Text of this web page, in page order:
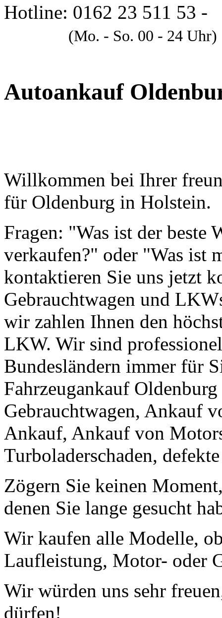
Hotline: 0162 23 511 53 -
(Mo. - So. 00 - 24 Uhr)
Autoankauf
Willkommen bei Ihrer
für Oldenburg in Holstein.
Fragen: "Was ist der beste
verkaufen?" oder "Was ist
kontaktieren Sie uns jetzt
Gebrauchtwagen und
wir zahlen Ihnen den
LKW. Wir sind
Bundesländern immer für
Fahrzeugankauf
Gebrauchtwagen, Ankauf
Ankauf, Ankauf von
Turboladerschaden,
Zögern Sie keinen
denen Sie lange gesucht
Wir kaufen alle Modelle,
Laufleistung, Motor- oder
Wir würden uns sehr
dürfen!